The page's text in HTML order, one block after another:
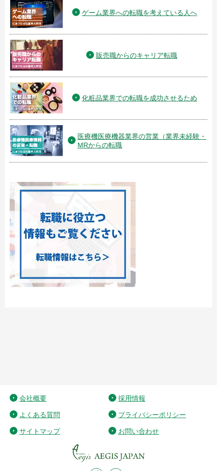
ゲーム業界への転職を考えている人へ
販売職からのキャリア転職
化粧品業界での転職を成功させるため
医療機医療機器業界の営業（業界未経験・
MRからの転職
会社概要 採用情報
よくある質問 プライバシーポリシー
サイトマップ お問い合わせ